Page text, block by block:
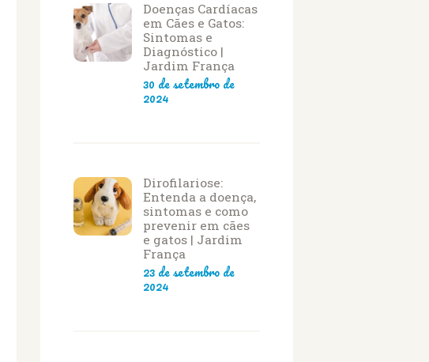
Doenças Cardíacas
em Cães e Gatos:
Sintomas e
Diagnóstico |
Jardim França
30 de setembro de
2024
Dirofilariose:
Entenda a doença,
sintomas e como
prevenir em cães
e gatos | Jardim
França
23 de setembro de
2024